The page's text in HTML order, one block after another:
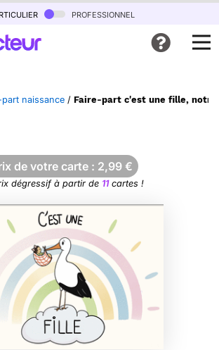
professionnel
part naissance / Faire-part c'est une fille,
de votre carte : 2,99 €
dégressif à partir de 11cartes !